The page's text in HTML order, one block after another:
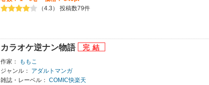
（4.3） 投稿数79件
カラオケ逆ナン物語
作家：
ももこ
ジャンル：
アダルトマンガ
雑誌・レーベル： COMIC快楽天